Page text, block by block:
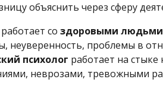
объяснить через сферу
работает со здоровыми людьми
неуверенность, проблемы в
психолог работает на
неврозами, тревожными